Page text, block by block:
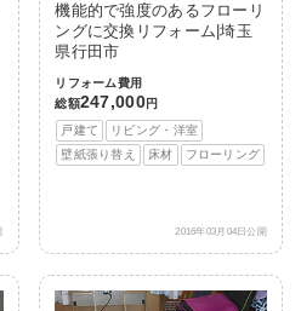
機能的で強度のあるフローリ
ングに交換リフォーム|埼玉
県行田市
リフォーム費用
総額247,000円
戸建て
リビング・洋室
壁紙張り替え
床材 フローリング
2016年03月04日公開